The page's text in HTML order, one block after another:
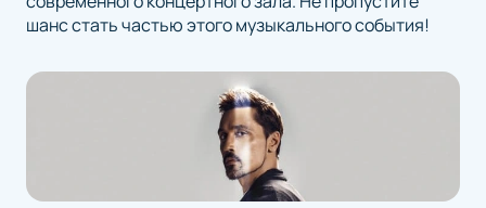
шанс стать частью этого музыкального события!